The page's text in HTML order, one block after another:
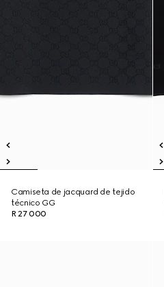
Camiseta de jacquard de tejido
técnico GG
R 27 000